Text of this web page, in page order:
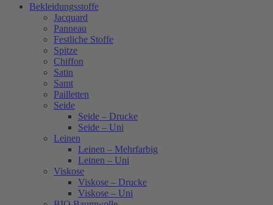
Bekleidungsstoffe
Jacquard
Panneau
Festliche Stoffe
Spitze
Chiffon
Satin
Samt
Pailletten
Seide
Seide – Drucke
Seide – Uni
Leinen
Leinen – Mehrfarbig
Leinen – Uni
Viskose
Viskose – Drucke
Viskose – Uni